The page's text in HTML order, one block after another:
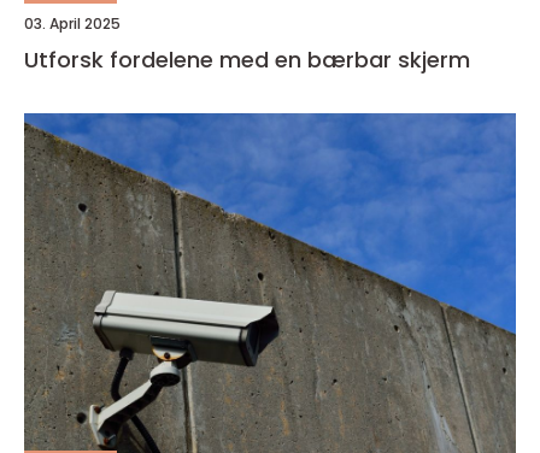
03. April 2025
Utforsk fordelene med en bærbar skjerm